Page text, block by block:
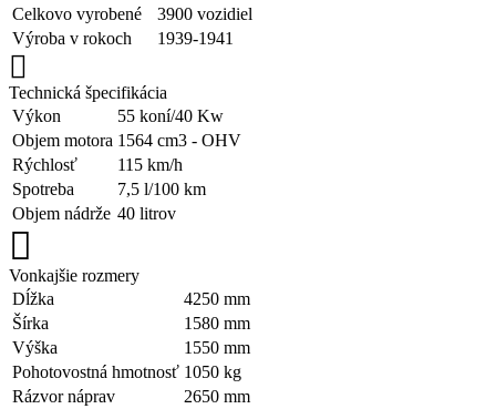
Celkovo vyrobené
3900 vozidiel
Výroba v rokoch
1939-1941
Technická špecifikácia
Výkon
55 koní/40 Kw
Objem motora 1564 cm3 - OHV
Rýchlosť
115 km/h
Spotreba
7,5 l/100 km
Objem nádrže 40 litrov
Vonkajšie rozmery
Dĺžka
4250 mm
Šírka
1580 mm
Výška
1550 mm
Pohotovostná hmotnosť 1050 kg
Rázvor náprav
2650 mm